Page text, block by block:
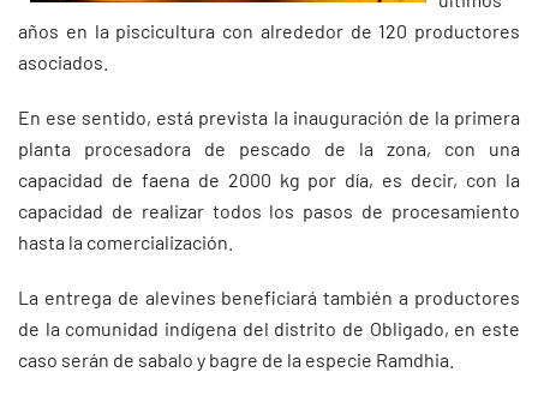
años en la piscicultura con alrededor de 120 productores
asociados.
En ese sentido, está prevista la inauguración de la primera
planta procesadora de pescado de la zona, con una
capacidad de faena de 2000 kg por día, es decir, con la
capacidad de realizar todos los pasos de procesamiento
hasta la comercialización.
La entrega de alevines beneficiará también a productores
de la comunidad indígena del distrito de Obligado, en este
caso serán de sabalo y bagre de la especie Ramdhia.